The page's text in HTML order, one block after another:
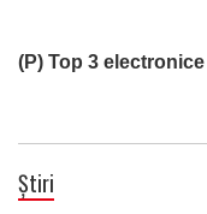
(P) Top 3
Știri